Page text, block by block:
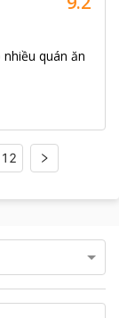
quán ăn
12